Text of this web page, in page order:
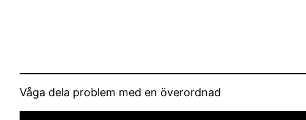
Våga dela problem med en överordnad